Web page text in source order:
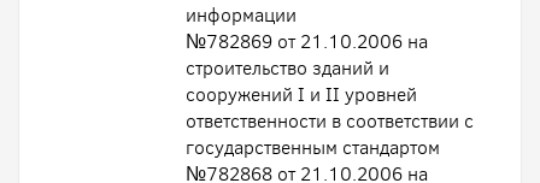
информации
№782869 от 21.10.2006 на
строительство зданий и
сооружений I и II уровней
ответственности в соответствии с
государственным стандартом
№782868 от 21.10.2006 на